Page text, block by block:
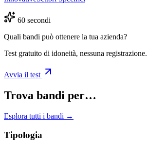
60 secondi
Quali bandi può ottenere la tua azienda?
Test gratuito di idoneità, nessuna registrazione.
Avvia il test
Trova bandi per…
Esplora tutti i bandi →
Tipologia